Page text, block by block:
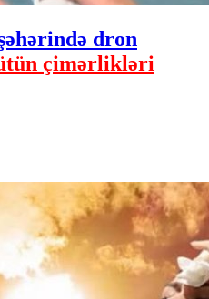
dron
çimərlikləri